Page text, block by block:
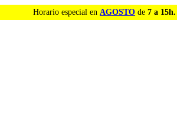
Horario especial en AGOSTO de 7 a 15h.